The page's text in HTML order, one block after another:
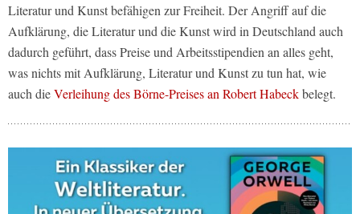
Literatur und Kunst befähigen zur Freiheit. Der Angriff auf die
Aufklärung, die Literatur und die Kunst wird in Deutschland auch
dadurch geführt, dass Preise und Arbeitsstipendien an alles geht,
was nichts mit Aufklärung, Literatur und Kunst zu tun hat, wie
auch dieVerleihung des Börne-Preises an Robert Habeckbelegt.